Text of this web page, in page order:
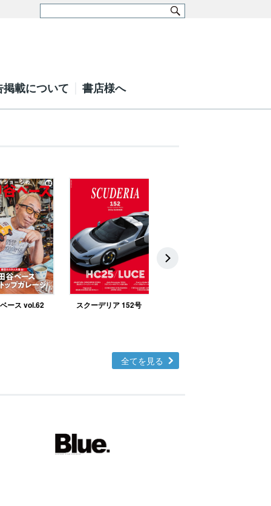
掲載について 書店様へ
ース vol.62 スクーデリア 152号
全てを見る